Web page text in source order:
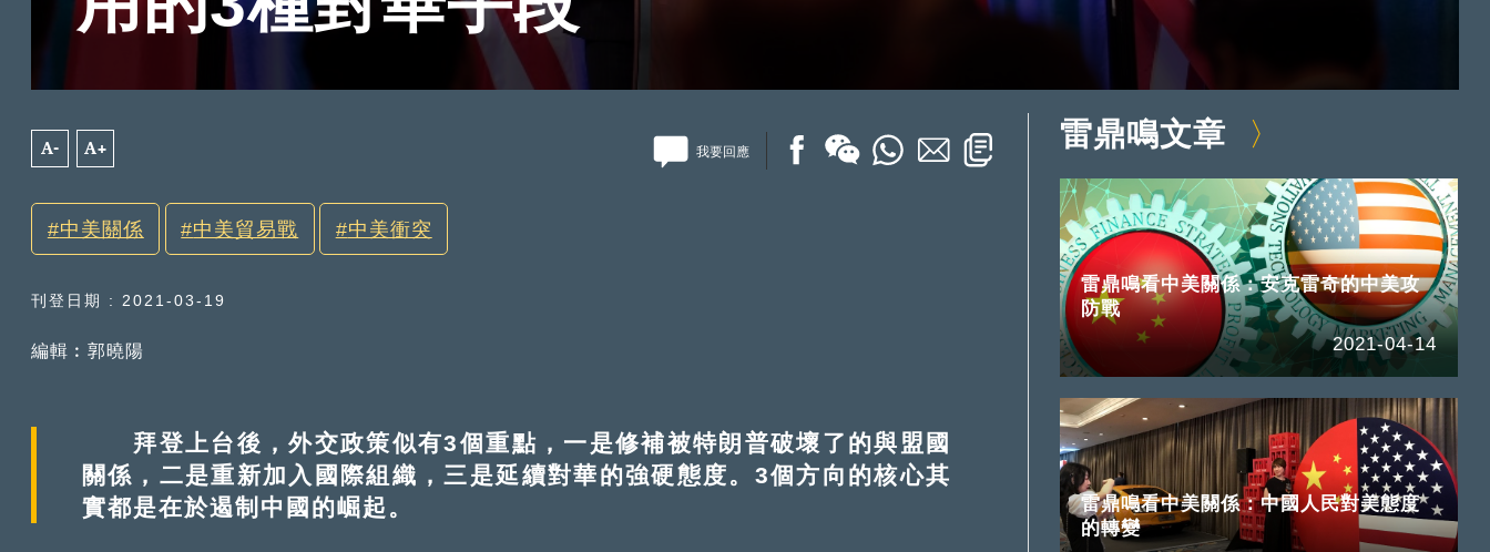
A- A+ 我要回應
中美關係 中美貿易戰 中美衝突
刊登日期 : 2021-03-19
編輯︰郭曉陽
拜登上台後，外交政策似有3個重點，一是修補被特朗普破壞了的與盟國
關係，二是重新加入國際組織，三是延續對華的強硬態度。3個方向的核心其
實都是在於遏制中國的崛起。
雷鼎鳴文章
雷鼎鳴看中美關係：安克雷奇的中美攻
防戰
2021-04-14
雷鼎鳴看中美關係：中國人民對美態度
的轉變